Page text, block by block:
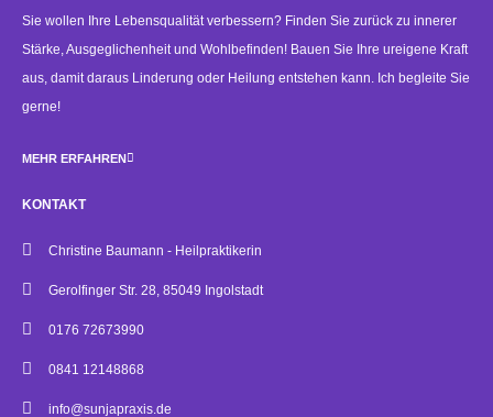
Sie wollen Ihre Lebensqualität verbessern? Finden Sie zurück zu innerer
Stärke, Ausgeglichenheit und Wohlbefinden! Bauen Sie Ihre ureigene Kraft
aus, damit daraus Linderung oder Heilung entstehen kann. Ich begleite Sie
gerne!
MEHR ERFAHREN
KONTAKT
Christine Baumann - Heilpraktikerin
Gerolfinger Str. 28, 85049 Ingolstadt
0176 72673990
0841 12148868
info@sunjapraxis.de